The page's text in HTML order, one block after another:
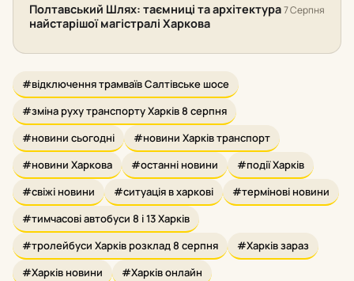
Полтавський Шлях: таємниці та архітектура
найстарішої магістралі Харкова
7 Серпня
#відключення трамваїв Салтівське шосе
#зміна руху транспорту Харків 8 серпня
#новини сьогодні
#новини Харків транспорт
#новини Харкова
#останні новини
#події Харків
#свіжі новини
#ситуація в харкові
#термінові новини
#тимчасові автобуси 8 і 13 Харків
#тролейбуси Харків розклад 8 серпня
#Харків зараз
#Харків новини
#Харків онлайн